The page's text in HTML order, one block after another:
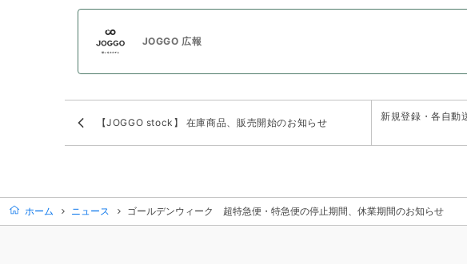
JOGGO 広報
【JOGGO stock】 在庫商品、販売開始のお知らせ
新規登録・各自動
ホーム ニュース ゴールデンウィーク 超特急便・特急便の停止期間、休業期間のお知らせ